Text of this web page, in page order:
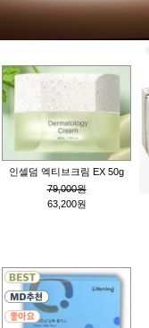
인셀덤 엑티브크림 EX 50g
79,000원
63,200원